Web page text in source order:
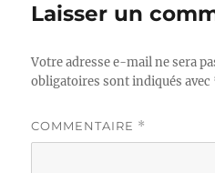
Laisser un
Votre adresse e-mail ne sera
obligatoires sont indiqués avec
COMMENTAIRE *